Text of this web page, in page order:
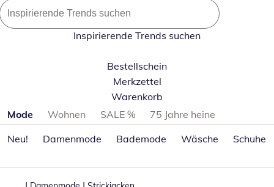
Inspirierende Trends suchen
Bestellschein
Merkzettel
Warenkorb
Produktkategorien überspringen
Mode Wohnen SALE %
75 Jahre heine
Neu!
Damenmode Bademode Wäsche Schuhe